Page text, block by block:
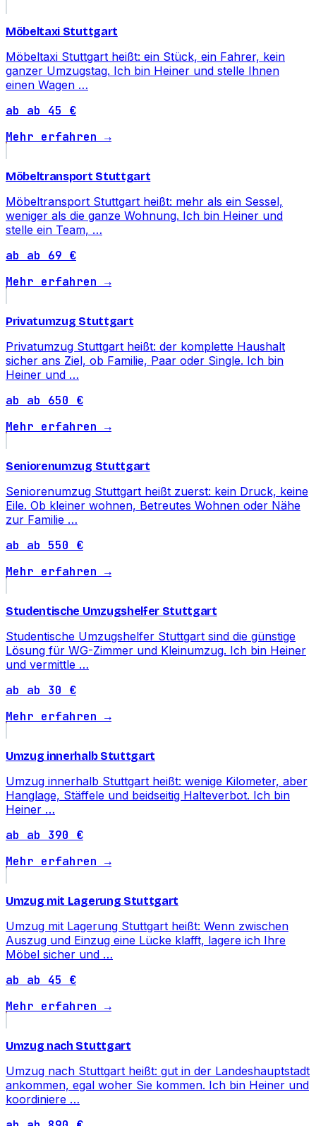
Möbeltaxi Stuttgart
Möbeltaxi Stuttgart heißt: ein Stück, ein Fahrer, kein
ganzer Umzugstag. Ich bin Heiner und stelle Ihnen
einen Wagen …
ab ab 45 €
Mehr erfahren →
Möbeltransport Stuttgart
Möbeltransport Stuttgart heißt: mehr als ein Sessel,
weniger als die ganze Wohnung. Ich bin Heiner und
stelle ein Team, …
ab ab 69 €
Mehr erfahren →
Privatumzug Stuttgart
Privatumzug Stuttgart heißt: der komplette Haushalt
sicher ans Ziel, ob Familie, Paar oder Single. Ich bin
Heiner und …
ab ab 650 €
Mehr erfahren →
Seniorenumzug Stuttgart
Seniorenumzug Stuttgart heißt zuerst: kein Druck, keine
Eile. Ob kleiner wohnen, Betreutes Wohnen oder Nähe
zur Familie …
ab ab 550 €
Mehr erfahren →
Studentische Umzugshelfer Stuttgart
Studentische Umzugshelfer Stuttgart sind die günstige
Lösung für WG-Zimmer und Kleinumzug. Ich bin Heiner
und vermittle …
ab ab 30 €
Mehr erfahren →
Umzug innerhalb Stuttgart
Umzug innerhalb Stuttgart heißt: wenige Kilometer, aber
Hanglage, Stäffele und beidseitig Halteverbot. Ich bin
Heiner …
ab ab 390 €
Mehr erfahren →
Umzug mit Lagerung Stuttgart
Umzug mit Lagerung Stuttgart heißt: Wenn zwischen
Auszug und Einzug eine Lücke klafft, lagere ich Ihre
Möbel sicher und …
ab ab 45 €
Mehr erfahren →
Umzug nach Stuttgart
Umzug nach Stuttgart heißt: gut in der Landeshauptstadt
ankommen, egal woher Sie kommen. Ich bin Heiner und
koordiniere …